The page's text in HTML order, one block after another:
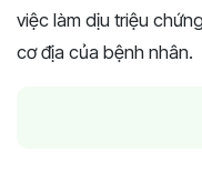
việc làm dịu triệu
cơ địa của bệnh nhân.